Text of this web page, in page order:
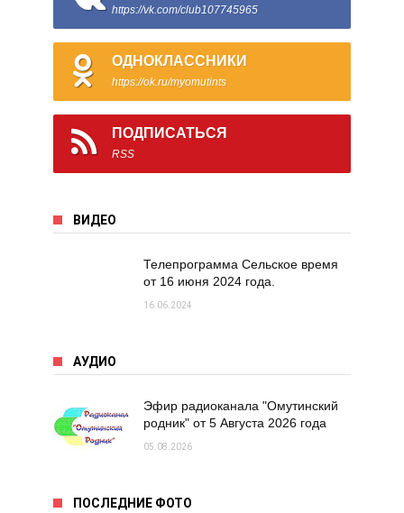
https://vk.com/club107745965
ОДНОКЛАССНИКИ
https://ok.ru/myomutints
ПОДПИСАТЬСЯ
RSS
ВИДЕО
Телепрограмма Сельское время
от 16 июня 2024 года.
16.06.2024
АУДИО
Эфир радиоканала "Омутинский
родник" от 5 Августа 2026 года
05.08.2026
ПОСЛЕДНИЕ ФОТО